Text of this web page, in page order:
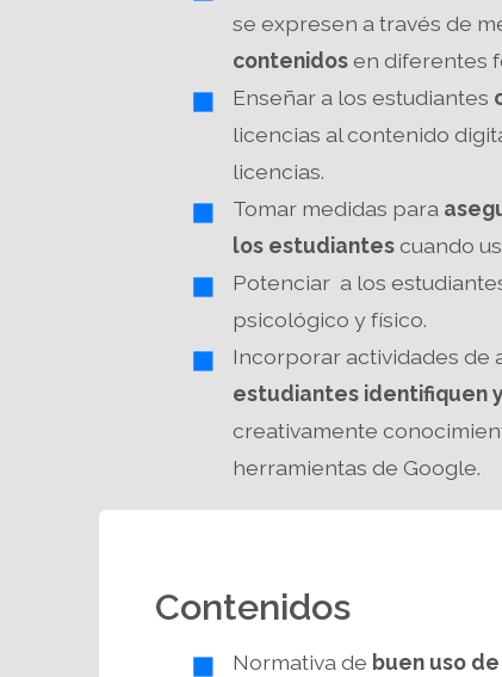
se expresen a través de
contenidosen diferentes
Enseñar a los estudiantes
licencias al contenido
licencias.
Tomar medidas para
los estudiantescuando
Potenciar a los
psicológico y físico.
Incorporar actividades de
estudiantes identifiquen
creativamente
herramientas de Google.
Contenidos
Normativa de buen uso